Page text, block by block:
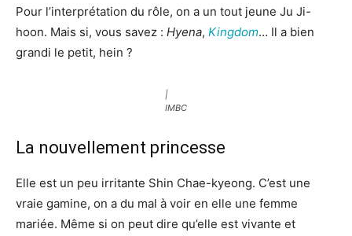
Pour l’interprétation du rôle, on a un tout jeune Ju Ji-
hoon. Mais si, vous savez : Hyena, Kingdom… Il a bien
grandi le petit, hein ?
|
IMBC
La nouvellement princesse
Elle est un peu irritante Shin Chae-kyeong. C’est une
vraie gamine, on a du mal à voir en elle une femme
mariée. Même si on peut dire qu’elle est vivante et